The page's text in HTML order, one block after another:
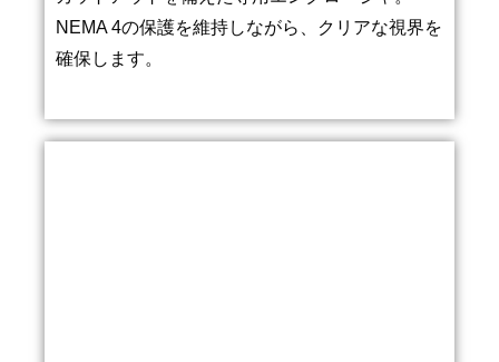
NEMA 4の保護を維持しながら、クリアな視界を
確保します。